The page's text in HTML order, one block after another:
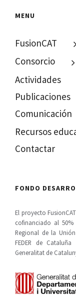
MENU
FusionCAT
Consorcio
Actividades
Publicaciones
Comunicación
Recursos
Contactar
FONDO
El proyecto
cofinanciado al 50%
Regional de la
FEDER de
Generalitat de